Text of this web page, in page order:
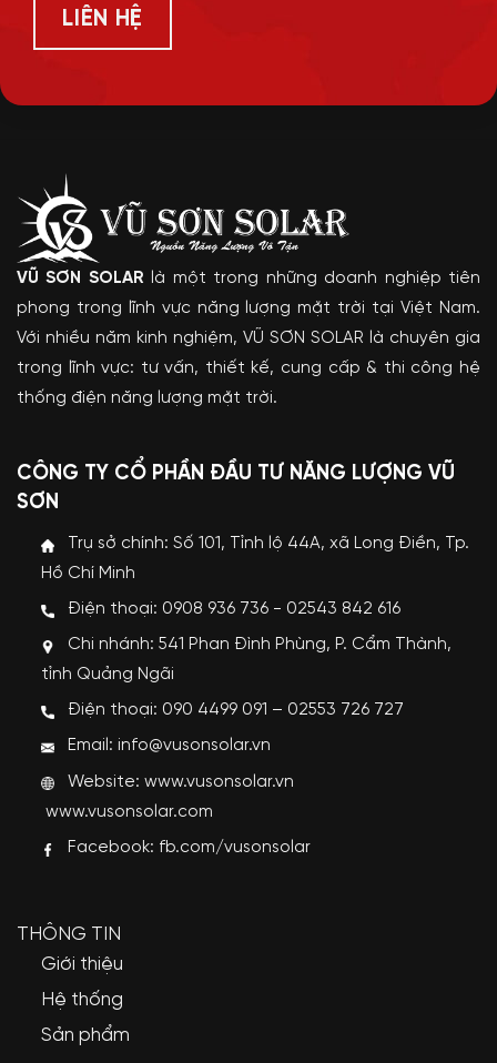
LIÊN HỆ
VŨ SƠN SOLAR là một trong những doanh nghiệp tiên
phong trong lĩnh vực năng lượng mặt trời tại Việt Nam.
Với nhiều năm kinh nghiệm, VŨ SƠN SOLAR là chuyên gia
trong lĩnh vực: tư vấn, thiết kế, cung cấp & thi công hệ
thống điện năng lượng mặt trời.
CÔNG TY CỔ PHẦN ĐẦU TƯ NĂNG LƯỢNG VŨ
SƠN
Trụ sở chính: Số 101, Tỉnh lộ 44A, xã Long Điền, Tp.
Hồ Chí Minh
Điện thoại: 0908 936 736 - 02543 842 616
Chi nhánh: 541 Phan Đình Phùng, P. Cẩm Thành,
tỉnh Quảng Ngãi
Điện thoại: 090 4499 091 – 02553 726 727
Email: info@vusonsolar.vn
Website:www.vusonsolar.vn
www.vusonsolar.com
Facebook: fb.com/vusonsolar
THÔNG TIN
Giới thiệu
Hệ thống
Sản phẩm